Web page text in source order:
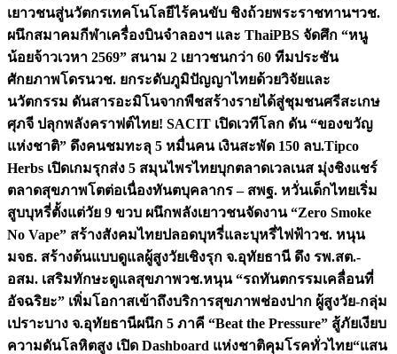
เยาวชนสู่นวัตกรเทคโนโลยีไร้คนขับ ชิงถ้วยพระราชทานฯวช.
ผนึกสมาคมกีฬาเครื่องบินจำลองฯ และ ThaiPBS จัดศึก “หนู
น้อยจ้าวเวหา 2569” สนาม 2 เยาวชนกว่า 60 ทีมประชัน
ศักยภาพโดรนวช. ยกระดับภูมิปัญญาไทยด้วยวิจัยและ
นวัตกรรม ดันสารอะมิโนจากพืชสร้างรายได้สู่ชุมชนศรีสะเกษ
ศุภจี ปลุกพลังคราฟต์ไทย! SACIT เปิดเวทีโลก ดัน “ของขวัญ
แห่งชาติ” ดึงคนชมทะลุ 5 หมื่นคน เงินสะพัด 150 ลบ.Tipco
Herbs เปิดเกมรุกส่ง 5 สมุนไพรไทยบุกตลาดเวลเนส มุ่งชิงแชร์
ตลาดสุขภาพโตต่อเนื่องทันตบุคลากร – สพฐ. หวั่นเด็กไทยเริ่ม
สูบบุหรี่ตั้งแต่วัย 9 ขวบ ผนึกพลังเยาวชนจัดงาน “Zero Smoke
No Vape” สร้างสังคมไทยปลอดบุหรี่และบุหรี่ไฟฟ้าวช. หนุน
มจธ. สร้างต้นแบบดูแลผู้สูงวัยเชิงรุก จ.อุทัยธานี ดึง รพ.สต.-
อสม. เสริมทักษะดูแลสุขภาพวช.หนุน “รถทันตกรรมเคลื่อนที่
อัจฉริยะ” เพิ่มโอกาสเข้าถึงบริการสุขภาพช่องปาก ผู้สูงวัย-กลุ่ม
เปราะบาง จ.อุทัยธานีผนึก 5 ภาคี “Beat the Pressure” สู้ภัยเงียบ
ความดันโลหิตสูง เปิด Dashboard แห่งชาติคุมโรคทั่วไทย“แสน